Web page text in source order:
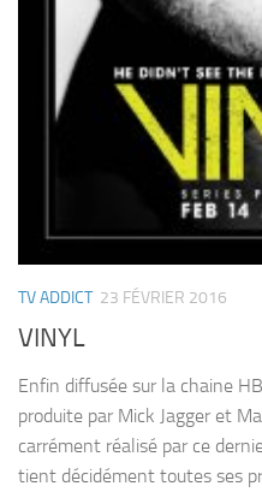
TV ADDICT 23 FÉVRIER 2016
VINYL
Enfin diffusée sur la chaine
produite par Mick Jagger et
carrément réalisé par ce
tient décidément toutes ses